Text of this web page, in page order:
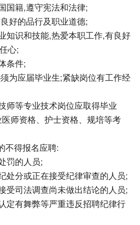
国籍,遵守宪法和法律;
好的品行及职业道德;
知识和技能,热爱本职工作,有良好
心;
条件;
为应届毕业生;紧缺岗位有工作经
师等专业技术岗位应取得毕业
师资格、护士资格、规培等考
不得报名应聘:
罚的人员;
处分或正在接受纪律审查的人员;
受司法调查尚未做出结论的人员;
定有舞弊等严重违反招聘纪律行